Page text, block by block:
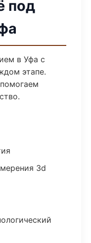
под
в Уфа с
этапе.
3d